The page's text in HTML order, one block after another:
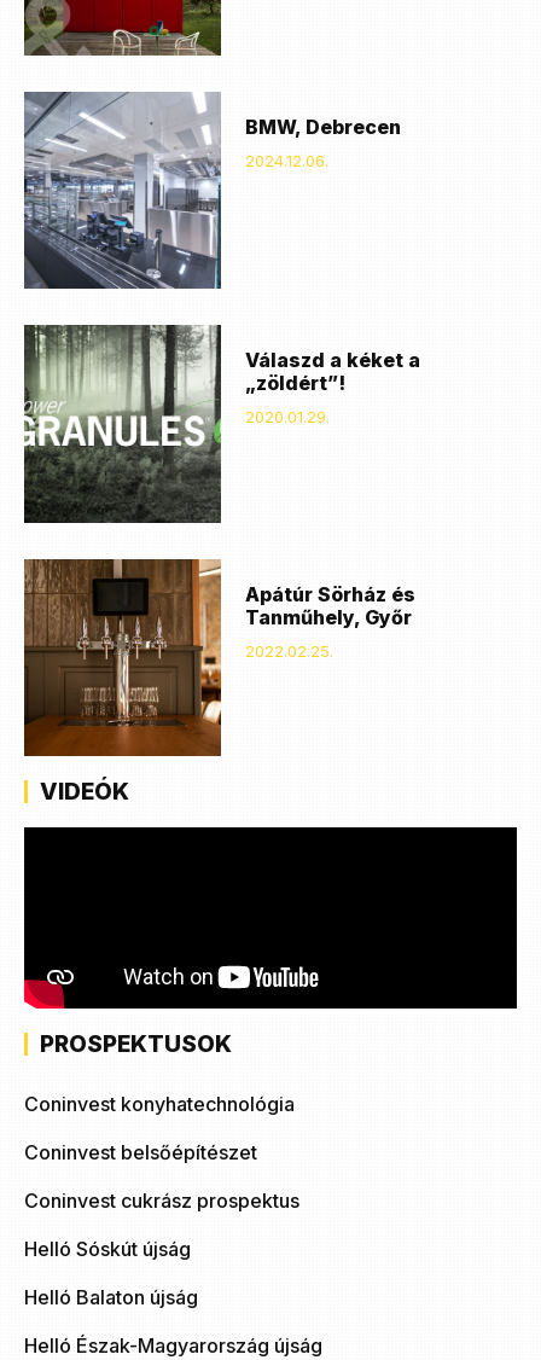
BMW, Debrecen
2024.12.06.
Válaszd a kéket a
„zöldért”!
2020.01.29.
Apátúr Sörház és
Tanműhely, Győr
2022.02.25.
VIDEÓK
PROSPEKTUSOK
Coninvest konyhatechnológia
Coninvest belsőépítészet
Coninvest cukrász prospektus
Helló Sóskút újság
Helló Balaton újság
Helló Észak-Magyarország újság